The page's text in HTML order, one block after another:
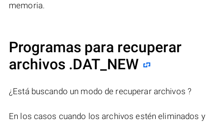
memoria.
Programas para recuperar
archivos .DAT_NEW
¿Está buscando un modo de recuperar archivos ?
En los casos cuando los archivos estén eliminados y